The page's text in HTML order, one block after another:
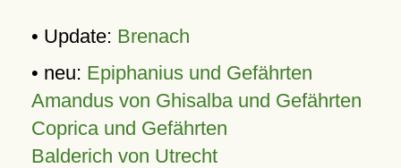
• Update: Brenach
• neu: Epiphanius und Gefährten
Amandus von Ghisalba und Gefährten
Coprica und Gefährten
Balderich von Utrecht